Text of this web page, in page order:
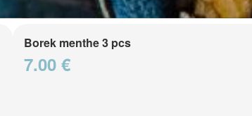
Borek menthe 3 pcs
7.00 €